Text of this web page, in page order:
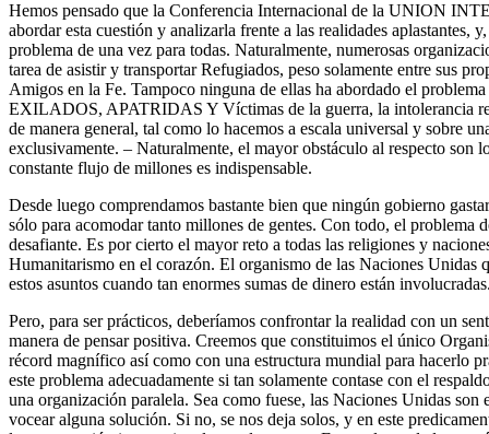
Hemos pensado que la Conferencia Internacional de la UNION
abordar esta cuestión y analizarla frente a las realidades aplastantes,
problema de una vez para todas. Naturalmente, numerosas
tarea de asistir y transportar Refugiados, peso solamente entre sus
Amigos en la Fe. Tampoco ninguna de ellas ha abordado el
EXILADOS, APATRIDAS Y Víctimas de la guerra, la intolerancia
de manera general, tal como lo hacemos a escala universal y sobre
exclusivamente. – Naturalmente, el mayor obstáculo al respecto son
constante flujo de millones es indispensable.
Desde luego comprendamos bastante bien que ningún gobierno
sólo para acomodar tanto millones de gentes. Con todo, el
desafiante. Es por cierto el mayor reto a todas las religiones y
Humanitarismo en el corazón. El organismo de las Naciones Unidas
estos asuntos cuando tan enormes sumas de dinero están
Pero, para ser prácticos, deberíamos confrontar la realidad con un
manera de pensar positiva. Creemos que constituimos el único
récord magnífico así como con una estructura mundial para hacerlo
este problema adecuadamente si tan solamente contase con el
una organización paralela. Sea como fuese, las Naciones Unidas
vocear alguna solución. Si no, se nos deja solos, y en este